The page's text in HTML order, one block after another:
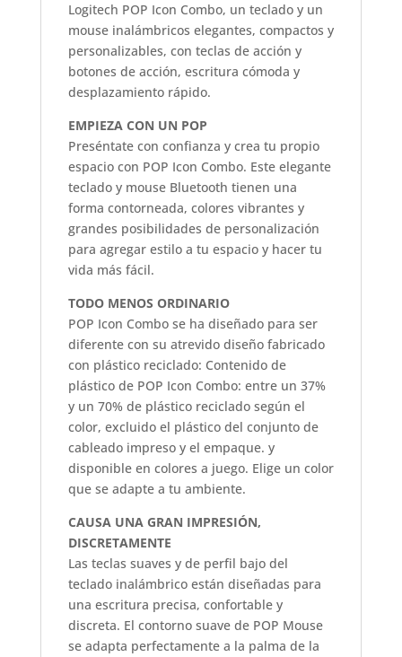
Logitech POP Icon Combo, un teclado y un
mouse inalámbricos elegantes, compactos y
personalizables, con teclas de acción y
botones de acción, escritura cómoda y
desplazamiento rápido.
EMPIEZA CON UN POP
Preséntate con confianza y crea tu propio
espacio con POP Icon Combo. Este elegante
teclado y mouse Bluetooth tienen una
forma contorneada, colores vibrantes y
grandes posibilidades de personalización
para agregar estilo a tu espacio y hacer tu
vida más fácil.
TODO MENOS ORDINARIO
POP Icon Combo se ha diseñado para ser
diferente con su atrevido diseño fabricado
con plástico reciclado: Contenido de
plástico de POP Icon Combo: entre un 37%
y un 70% de plástico reciclado según el
color, excluido el plástico del conjunto de
cableado impreso y el empaque. y
disponible en colores a juego. Elige un color
que se adapte a tu ambiente.
CAUSA UNA GRAN IMPRESIÓN,
DISCRETAMENTE
Las teclas suaves y de perfil bajo del
teclado inalámbrico están diseñadas para
una escritura precisa, confortable y
discreta. El contorno suave de POP Mouse
se adapta perfectamente a la palma de la